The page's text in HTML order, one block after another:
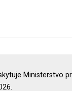
Ministerstvo